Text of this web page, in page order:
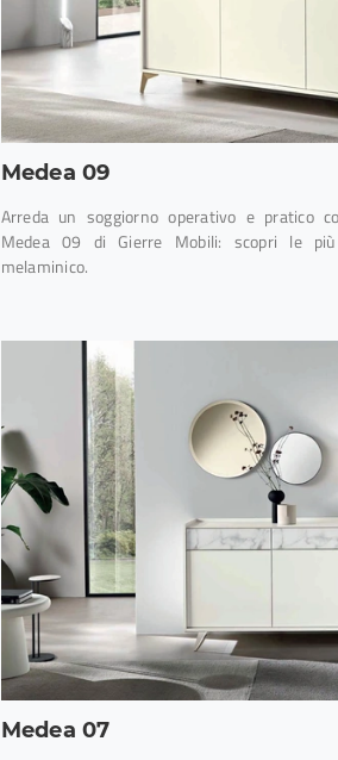
Medea 09
Arreda un soggiorno operativo e pratico
Medea 09 di Gierre Mobili: scopri le
melaminico.
Medea 07